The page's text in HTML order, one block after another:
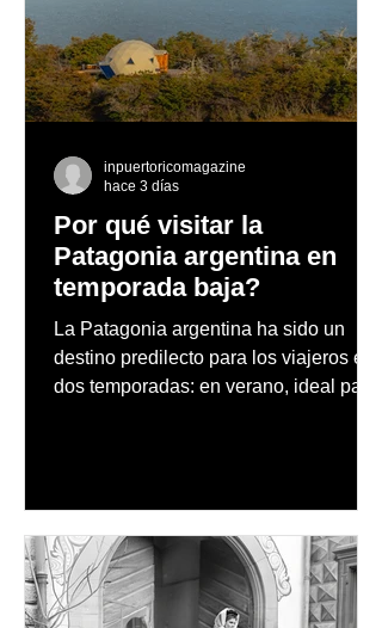
¿El mundo de la moda
que Miranda Priestly
conoció ya no existe?
Por qué visitar la
Patagonia argentina en
temporada baja?
La Patagonia argentina ha sido un
destino predilecto para los viajeros en
dos temporadas: en verano, ideal para
nevados en las montañas
inpuertoricomagazine
hace 3 días